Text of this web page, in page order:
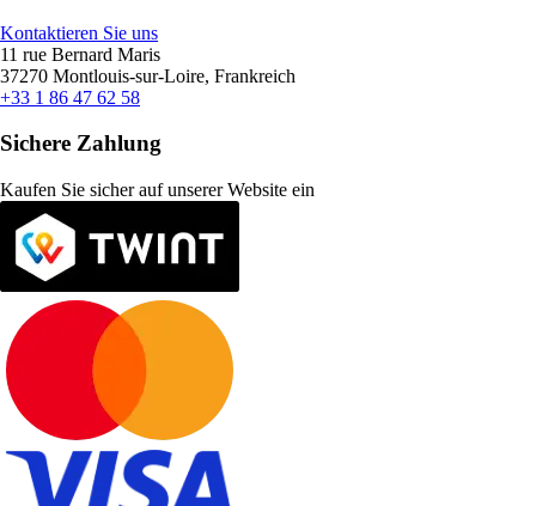
Kontaktieren Sie uns
11 rue Bernard Maris
37270 Montlouis-sur-Loire, Frankreich
+33 1 86 47 62 58
Sichere Zahlung
Kaufen Sie sicher auf unserer Website ein